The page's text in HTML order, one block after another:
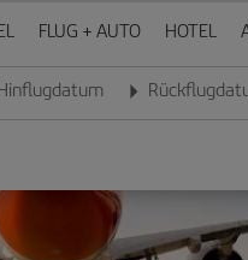
FLUG + AUTO HOTEL
Sie das Datum im Format
Geben Sie das